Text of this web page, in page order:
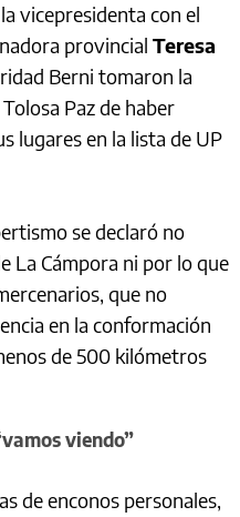
vicepresidenta con el
provincial Teresa
Berni tomaron la
Paz de haber
lugares en la lista de UP
se declaró no
La Cámpora ni por lo que
que no
en la conformación
de 500 kilómetros
viendo”
de enconos personales,